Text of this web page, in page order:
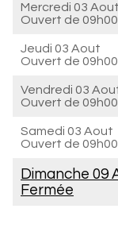
Mercredi 03 Aout
Ouvert de
Jeudi 03 Aout
Ouvert de
Vendredi 03
Ouvert de
Samedi 03 Aout
Ouvert de
Dimanche 09
Fermée